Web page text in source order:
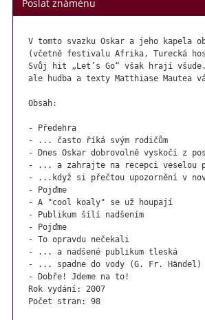
Poslat známénu
V tomto svazku Oskar a jeho kapela
(včetně festivalu Afrika, Turecká
Svůj hit „Let’s Go“ však hrají
ale hudba a texty Matthiase
Obsah:
- Předehra
- ... často říká svým rodičům
- Dnes Oskar dobrovolně vyskočí z
- ... a zahrajte na recepci veselou
- ...když si přečtou upozornění v
- Pojďme
- A "cool koaly" se už houpají
- Publikum šílí nadšením
- Pojďme
- To opravdu nečekali
- ... a nadšené publikum tleská
- ... spadne do vody (G. Fr. Händel)
- Dobře! Jdeme na to!
Rok vydání: 2007
Počet stran: 98
Markéta